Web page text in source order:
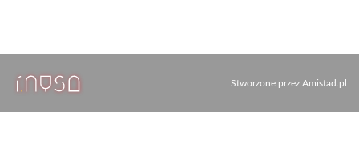
Stworzone przez Amistad.pl